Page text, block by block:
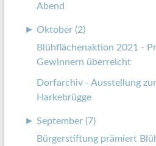
Abend
► Oktober (2)
Blühflächenaktion 2021 -
Gewinnern überreicht
Dorfarchiv - Ausstellung
Harkebrügge
► September (7)
Bürgerstiftung prämiert